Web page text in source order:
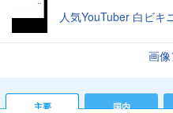
人気YouTuber 白ビキ
画
主要 国内